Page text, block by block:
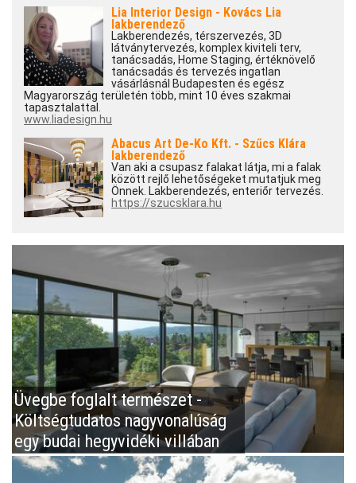
Lia Interior Design - Kovács Lia
lakberendező
Lakberendezés, térszervezés, 3D
látványtervezés, komplex kiviteli terv,
tanácsadás, Home Staging, értéknövelő
tanácsadás és tervezés ingatlan
vásárlásnál Budapesten és egész
Magyarország területén több, mint 10 éves szakmai
tapasztalattal.
www.liadesign.hu
Abacus Art De-Ko Kft. - Szűcs Klára
lakberendező
Van aki a csupasz falakat látja, mi a falak
között rejlő lehetőségeket mutatjuk meg
Önnek. Lakberendezés, enteriőr tervezés.
https://szucsklara.hu
Üvegbe foglalt természet -
Költségtudatos nagyvonalúság
egy budai hegyvidéki villában